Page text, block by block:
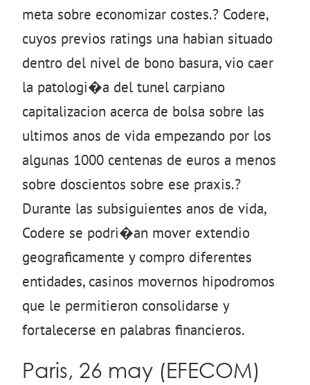
meta sobre economizar costes.? Codere,
cuyos previos ratings una habian situado
dentro del nivel de bono basura, vio caer
la patologi�a del tunel carpiano
capitalizacion acerca de bolsa sobre las
ultimos anos de vida empezando por los
algunas 1000 centenas de euros a menos
sobre doscientos sobre ese praxis.?
Durante las subsiguientes anos de vida,
Codere se podri�an mover extendio
geograficamente y compro diferentes
entidades, casinos movernos hipodromos
que le permitieron consolidarse y
fortalecerse en palabras financieros.
Paris, 26 may (EFECOM)